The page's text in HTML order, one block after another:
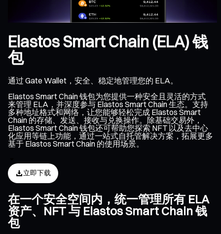
Elastos Smart Chain (ELA) 钱
包
通过 Gate Wallet，安全、稳定地管理您的 ELA。
Elastos Smart Chain 钱包为您提供一种安全且灵活的方式
来管理 ELA，并深度参与 Elastos Smart Chain 生态。支持
多种地址格式和网络，让您能够轻松完成 Elastos Smart
Chain 的存储、发送、接收与兑换操作。除基础交易外，
Elastos Smart Chain 钱包还可帮助您探索 NFT 以及去中心
化应用等链上功能，通过一站式自托管解决方案，拓展更多
基于 Elastos Smart Chain 的使用场景。
立即下载
在一个安全空间内，统一管理所有 ELA
资产、NFT 与 Elastos Smart Chain 钱
包